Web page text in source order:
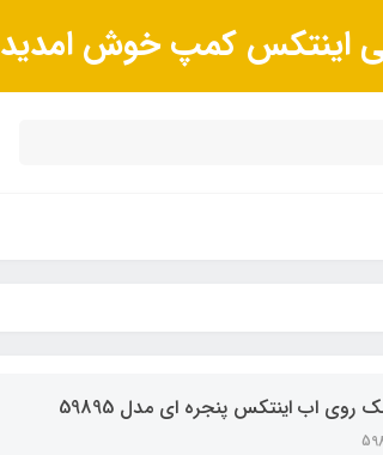
اینتکس کمپ خوش امدید
روی اب اینتکس پنجره ای مدل 59895